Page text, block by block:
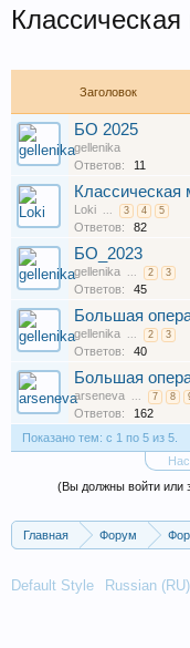
Заголовок
БО 2025
gellenika
Ответов:
11
Классическая
Loki ... 3 4 5
Ответов: 82
БО_2023
gellenika ... 2 3
Ответов: 45
Большая
gellenika ... 2 3
Ответов: 40
Большая
arseneva ... 7 8
Ответов: 162
Показано тем: с 1 по 5 из 5.
(Вы должны войти или
Главная Форум
Default Style Russian (RU)